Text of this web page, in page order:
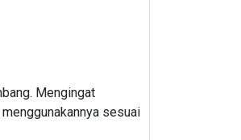
Mengingat
sesuai